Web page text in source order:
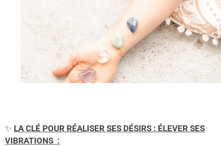
✨ LA CLÉ POUR RÉALISER SES DÉSIRS : ÉLEVER SES
VIBRATIONS :